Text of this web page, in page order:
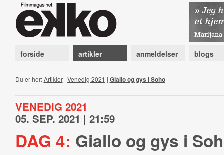
forside artikler anmeldelser blogs
Du er her:Artikler| Venedig 2021 | Giallo og gys i Soho
VENEDIG 2021
05. SEP. 2021 | 21:59
DAG 4: Giallo og gys i